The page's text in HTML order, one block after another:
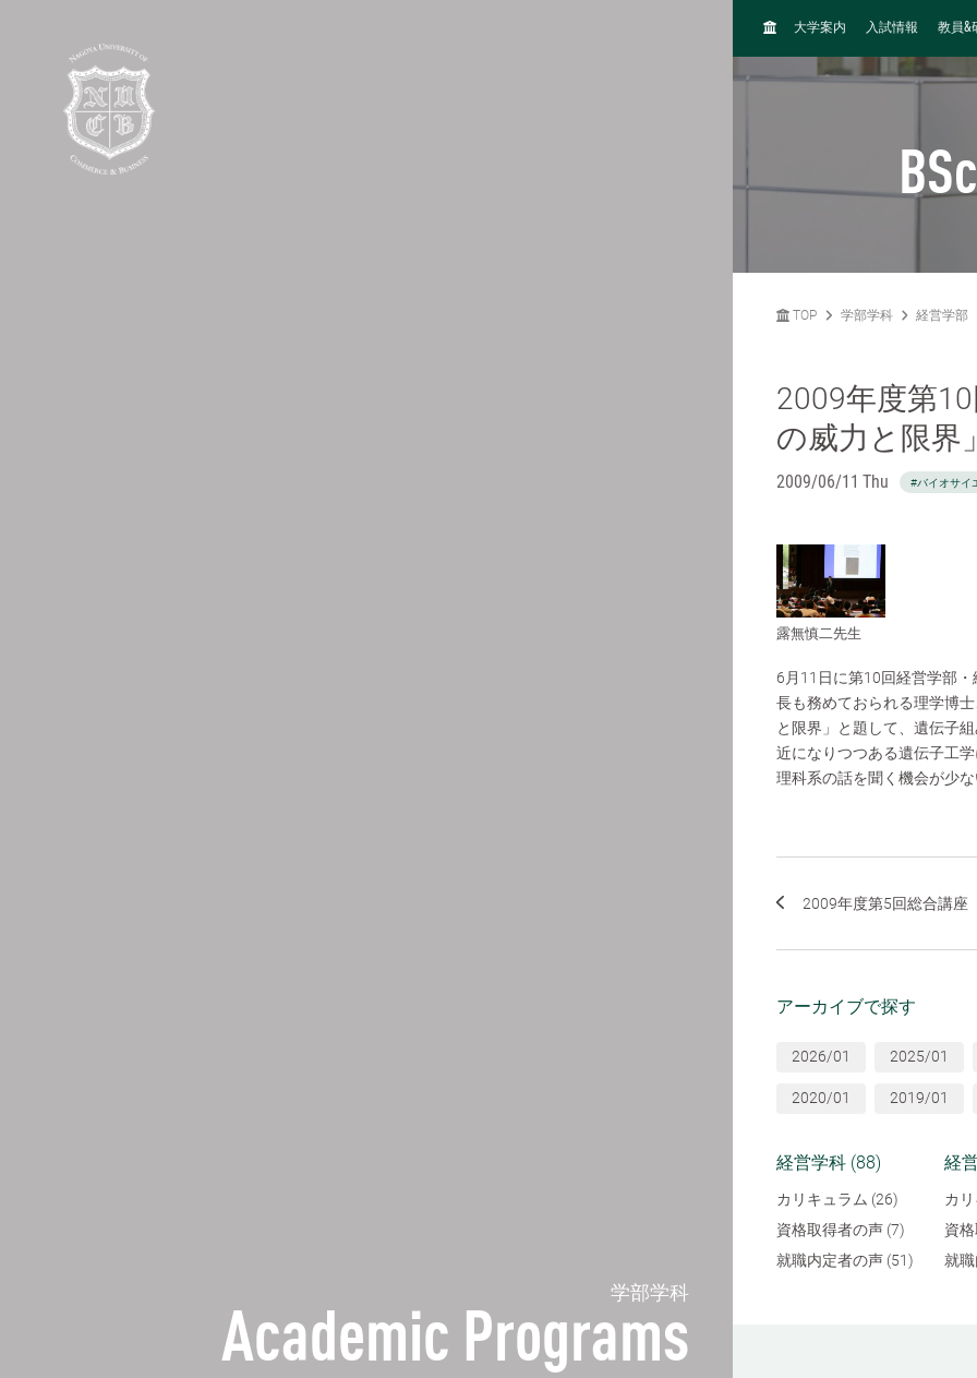
学部学科
Academic Programs
H
大学案内 入試情報 教員&
TOP 学部学科 経営学部
2009年度第
の威力と限界
2009/06/11 Thu #バイオサイ
露無慎二先生
6月11日に第10回経営学部
長も務めておられる理学博
と限界」と題して、遺伝子
近になりつつある遺伝子工
理科系の話を聞く機会が少
2009年度第5回総合講座
アーカイブで探す
2026/01 2025/01
2020/01 2019/01
経営学科 (88)
カリキュラム (26)
資格取得者の声 (7)
就職内定者の声 (51)
経
カ
資
就